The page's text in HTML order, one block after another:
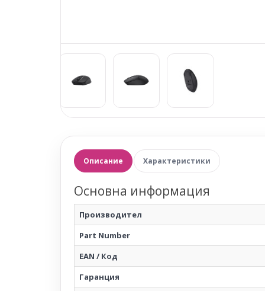
Описание Характеристики
Основна информация
Производител
Part Number
EAN / Код
Гаранция